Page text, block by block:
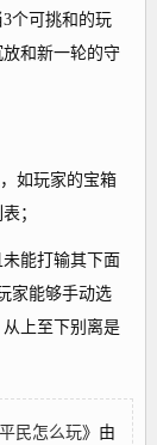
个可挑和的玩
和新一轮的守
如玩家的宝箱
；
能打输其下面
家能够手动选
上至下别离是
民怎么玩》由